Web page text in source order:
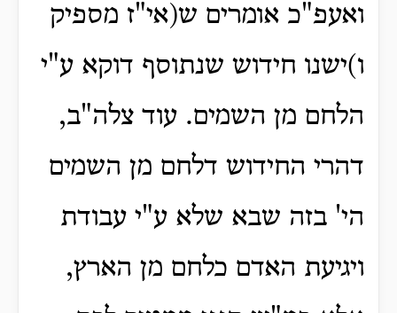
ואעפ"כ אומרים ש(אי"ז מספיק
ו)ישנו חידוש שנתוסף דוקא ע"י
הלחם מן השמים. עוד צלה"ב,
דהרי החידוש דלחם מן השמים
הי' בזה שבא שלא ע"י עבודת
ויגיעת האדם כלחם מן הארץ,